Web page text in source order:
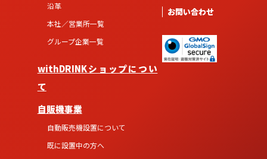
沿革
本社／営業所一覧
グループ企業一覧
withDRINKショップについ
て
自販機事業
自動販売機設置について
既に設置中の方へ
お問い合わせ